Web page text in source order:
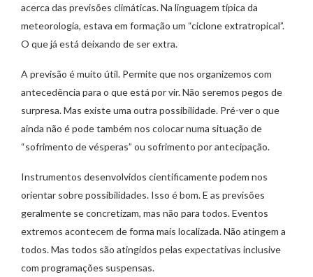
acerca das previsões climáticas. Na linguagem típica da
meteorologia, estava em formação um “ciclone extratropical”.
O que já está deixando de ser extra.
A previsão é muito útil. Permite que nos organizemos com
antecedência para o que está por vir. Não seremos pegos de
surpresa. Mas existe uma outra possibilidade. Pré-ver o que
ainda não é pode também nos colocar numa situação de
“sofrimento de vésperas” ou sofrimento por antecipação.
Instrumentos desenvolvidos cientificamente podem nos
orientar sobre possibilidades. Isso é bom. E as previsões
geralmente se concretizam, mas não para todos. Eventos
extremos acontecem de forma mais localizada. Não atingem a
todos. Mas todos são atingidos pelas expectativas inclusive
com programações suspensas.